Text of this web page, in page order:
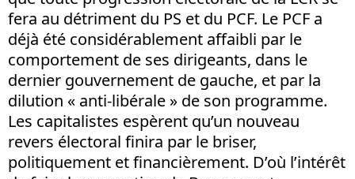
fera au détriment du PS et du PCF. Le PCF a
déjà été considérablement affaibli par le
comportement de ses dirigeants, dans le
dernier gouvernement de gauche, et par la
dilution « anti-libérale » de son programme.
Les capitalistes espèrent qu’un nouveau
revers électoral finira par le briser,
politiquement et financièrement. D’où l’intérêt